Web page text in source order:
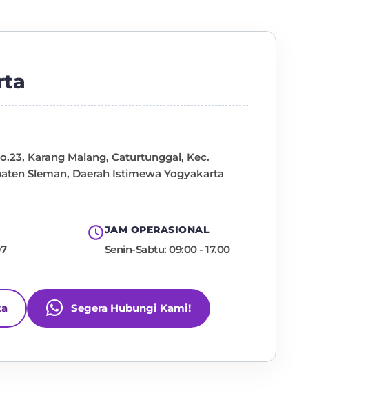
Karang Malang, Caturtunggal, Kec.
Sleman, Daerah Istimewa Yogyakarta
JAM OPERASIONAL
Senin-Sabtu: 09:00 - 17.00
Segera Hubungi Kami!